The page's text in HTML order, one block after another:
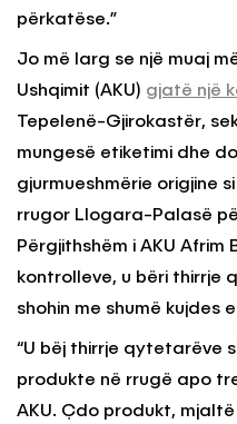
përkatëse.”
Jo më larg se një muaj
Ushqimit (AKU) gjatë një
Tepelenë-Gjirokastër,
mungesë etiketimi dhe
gjurmueshmërie origjine
rrugor Llogara-Palasë
Përgjithshëm i AKU Afrim
kontrolleve, u bëri thirrje
shohin me shumë
“U bëj thirrje qytetarëve
produkte në rrugë apo
AKU. Çdo produkt,